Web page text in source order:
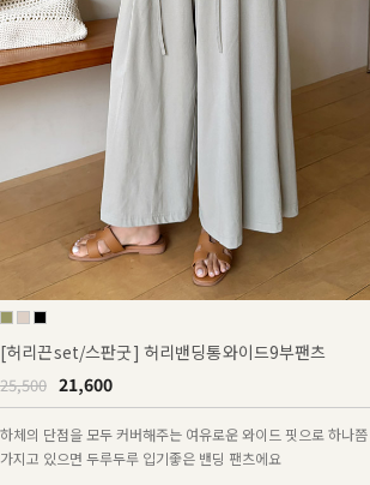
[허리끈set/스판굿] 허리밴딩통와이드9부팬츠
25,500 21,600
하체의 단점을 모두 커버해주는 여유로운 와이드 핏으로 하나쯤
가지고 있으면 두루두루 입기좋은 밴딩 팬츠에요